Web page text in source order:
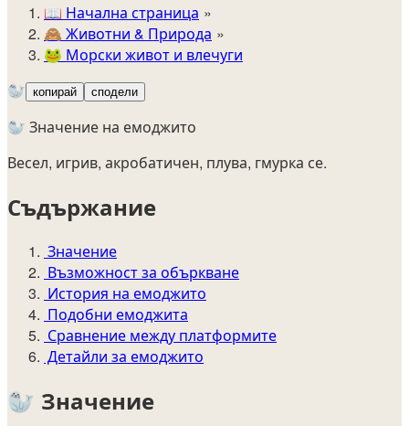
📖 Начална страница
🙈️ Животни & Природа
🐸 Морски живот и влечуги
🦭 копирай сподели
🦭 Значение на емоджито
Весел, игрив, акробатичен, плува, гмурка се.
Съдържание
Значение
Възможност за объркване
История на емоджито
Подобни емоджита
Сравнение между платформите
Детайли за емоджито
🦭 Значение